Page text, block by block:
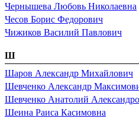
Чернышева Любовь Николаевна
Чесов Борис Федорович
Чижиков Василий Павлович
Ш
Шаров Александр Михайлович
Шевченко Александр
Шевченко Анатолий
Шеина Раиса Касимовна